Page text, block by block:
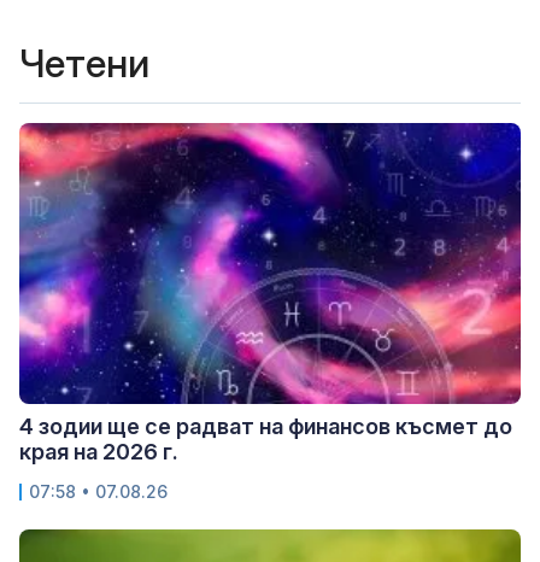
Четени
4 зодии ще се радват на финансов късмет до
края на 2026 г.
07:58 • 07.08.26